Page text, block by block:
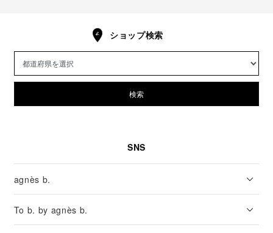
ショップ検索
検索
SNS
agnès b.
To b. by agnès b.